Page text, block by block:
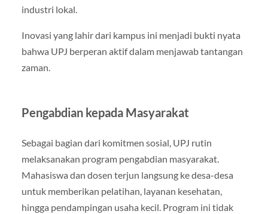
industri lokal.
Inovasi yang lahir dari kampus ini menjadi bukti nyata
bahwa UPJ berperan aktif dalam menjawab tantangan
zaman.
Pengabdian kepada Masyarakat
Sebagai bagian dari komitmen sosial, UPJ rutin
melaksanakan program pengabdian masyarakat.
Mahasiswa dan dosen terjun langsung ke desa-desa
untuk memberikan pelatihan, layanan kesehatan,
hingga pendampingan usaha kecil. Program ini tidak